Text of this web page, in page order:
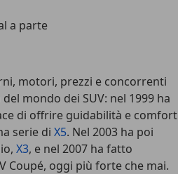
a parte
motori, prezzi e concorrenti
mondo dei SUV: nel 1999 ha
di offrire guidabilità e comfort
serie di X5. Nel 2003 ha poi
X3, e nel 2007 ha fatto
Coupé, oggi più forte che mai.